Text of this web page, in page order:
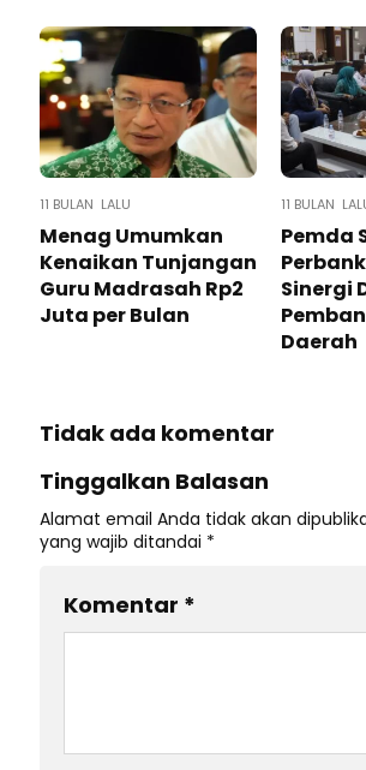
11 BULAN LALU
Menag Umumkan
Kenaikan Tunjangan
Guru Madrasah Rp2
Juta per Bulan
11 BULAN
Pemda
Sinergi
Daerah
Tidak ada komentar
Tinggalkan Balasan
Alamat email Anda tidak akan
yang wajib ditandai *
Komentar *